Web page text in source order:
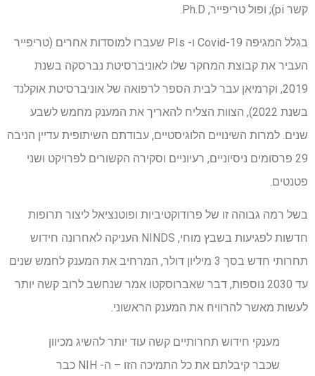
קשר pi); ופול טריפייר, Ph.D.
בגלל המגיפה Covid-19 ו- PIs שעברו למוסדות אחרים (טריפייר
העביר את קבוצת המחקר שלו לאוניברסיטת נברסקה בשנת
2019, וקרמיאן עבר לבית הספר לרפואה של אוניברסיטת אוקלנד
בשנת 2022), הצוות הצליח להאריך את המענק מחמש לשבע
שנים. למרות השינויים הלוגיסטיים, עבודתם השיתופית עדיין הניבה
29 פרסומים ניסיוניים, רעיוניים וסקירה הקשורים לפרויקט ושני
פטנטים.
בשל רמה גבוהה זו של פרודוקטיביות ופוטנציאל ליצור תרופות
חדשות לפגיעות בשבץ מוחי, NINDS העניקה לאחרונה חידוש
תחרותי חדש בסך 3 מיליון דולר, המרחיב את המענק לחמש שנים
עד 2030 נוספות, דבר שאברוסקטו אמר שנחשב לרוב קשה יותר
לעשות מאשר להרוויח את המענק הראשוני.
מענקי חידוש תחרותיים קשה עוד יותר להשיג מכיוון
שכבר קיבלתם את כל התמיכה הזו – ה- NIH כבר